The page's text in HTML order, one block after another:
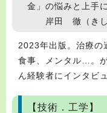
金」の悩みと上手
岸田 徹（き
2023年出版。治療の
食事、メンタル…。
ん経験者にインタビ
【技術．工学】